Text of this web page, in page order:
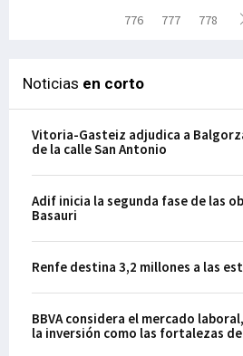
776
777 778
Noticias en corto
Vitoria-Gasteiz adjudica a
de la calle San Antonio
Adif inicia la segunda fase de las
Basauri
Renfe destina 3,2 millones a las
BBVA considera el mercado
la inversión como las fortalezas